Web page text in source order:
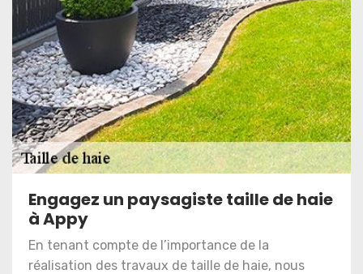
Engagez un paysagiste taille de haie
à Appy
En tenant compte de l’importance de la
réalisation des travaux de taille de haie, nous